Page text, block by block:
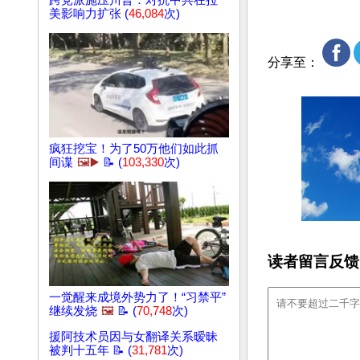
美影响力扩张 (46,084次)
疯狂挖宝！为了50万他们如此抓
间谍 🖼️▶️ 📝 (103,330次)
一觉醒来成境外势力了！“习禁平”
继续发烧 🖼️ 📝 (70,748次)
援阿技术员因与女翻译关系暧昧
被判十五年 📝 (31,781次)
分享至：
读者留言反